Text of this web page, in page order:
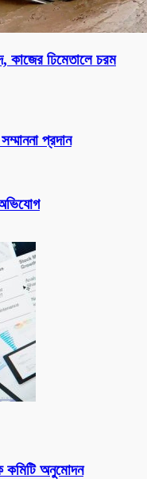
কাজের ঢিমেতালে চরম
প্রদান
কমিটি অনুমোদন